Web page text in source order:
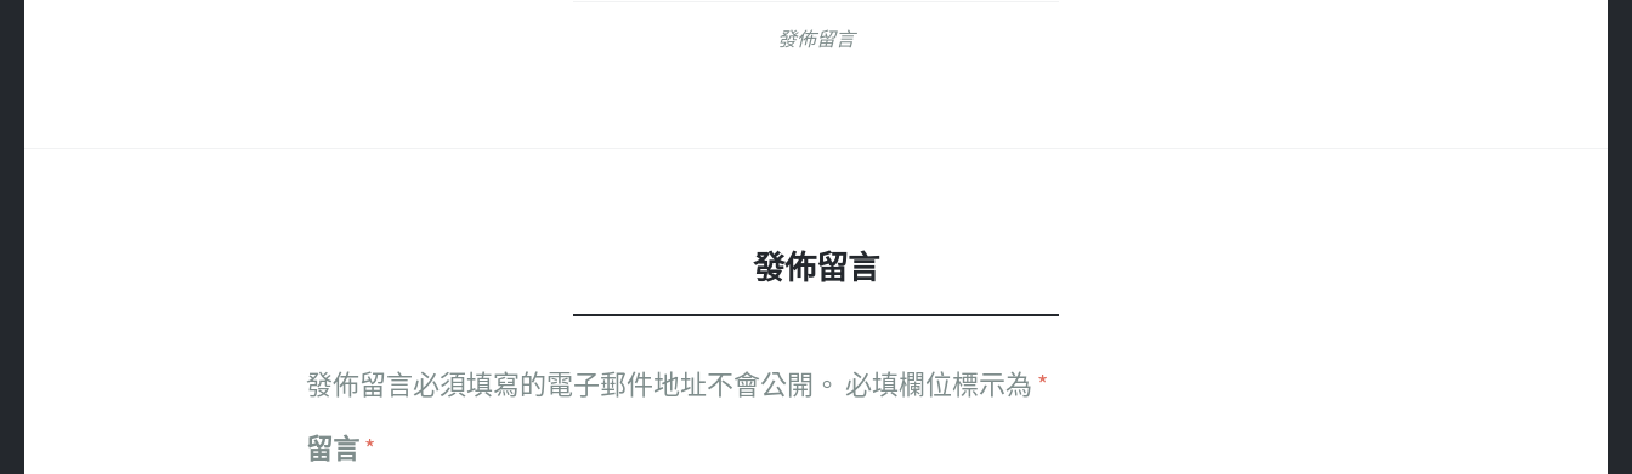
發佈留言
發佈留言
發佈留言必須填寫的電子郵件地址不會公開。 必填欄位標示為 *
留言*